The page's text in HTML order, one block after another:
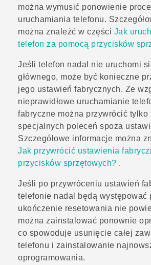
można wymusić ponowienie
uruchamiania telefonu.
można znaleźć w części Jak
telefon za pomocą przycisków
Jeśli telefon nadal nie uruchomi
głównego, może być konieczne
jego ustawień fabrycznych. Ze
nieprawidłowe uruchamianie
fabryczne można przywrócić tylko
specjalnych poleceń spoza
Szczegółowe informacje można
Jak przywrócić ustawienia
przycisków sprzętowych? .
Jeśli po przywróceniu ustawień
telefonie nadal będą występować
ukończenie resetowania nie
można zainstalować ponownie
co spowoduje usunięcie całej
telefonu i zainstalowanie
oprogramowania.